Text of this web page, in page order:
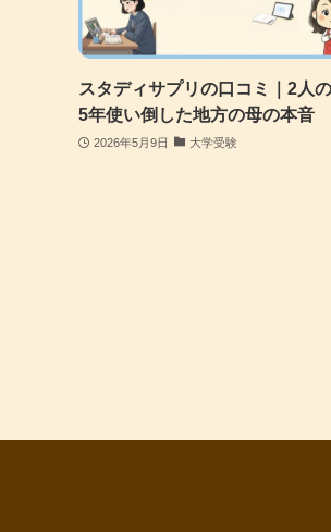
スタディサプリの口コミ｜2人
5年使い倒した地方の母の本音
2026年5月9日 大学受験